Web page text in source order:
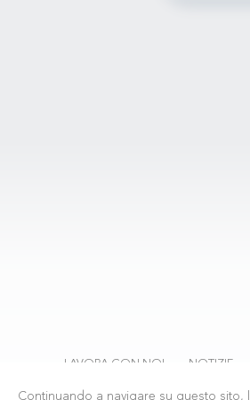
LAVORA CON NOI NOTIZIE
Continuando a navigare su questo